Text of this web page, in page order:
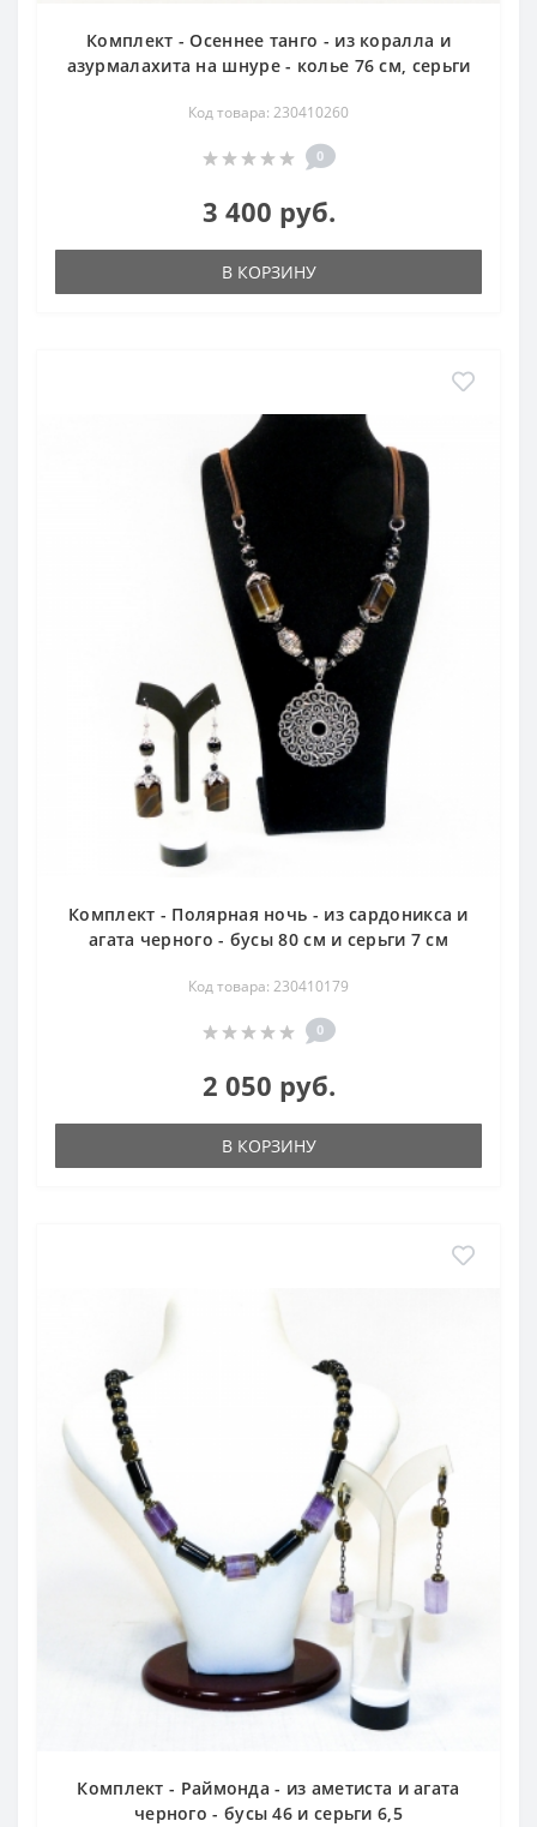
Комплект - Осеннее танго - из коралла и
азурмалахита на шнуре - колье 76 см, серьги
Код товара: 230410260
0
3 400 руб.
В КОРЗИНУ
Комплект - Полярная ночь - из сардоникса и
агата черного - бусы 80 см и серьги 7 см
Код товара: 230410179
0
2 050 руб.
В КОРЗИНУ
Комплект - Раймонда - из аметиста и агата
черного - бусы 46 и серьги 6,5